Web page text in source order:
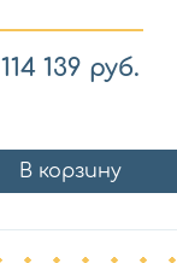
114 139 руб.
В корзину